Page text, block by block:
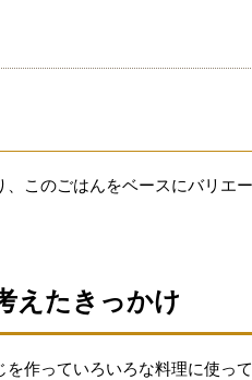
このごはんをベースにバリエ
えたきっかけ
を作っていろいろな料理に使っ